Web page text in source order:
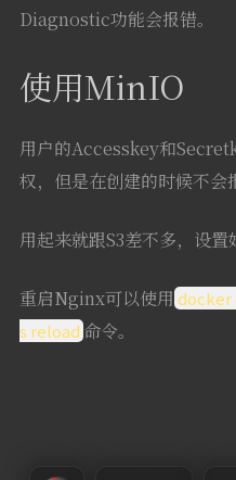
Diagnostic功能会报错。
使用MinIO
用户的Accesskey和
权，但是在创建的时候不会
用起来就跟S3差不多，设置
重启Nginx可以使用 docker
s reload命令。